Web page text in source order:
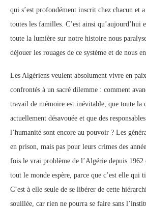
qui s’est profondément inscrit chez chacun et
toutes les familles. C’est ainsi qu’aujourd’hui
toute la lumière sur notre histoire nous
déjouer les rouages de ce système et de nous
Les Algériens veulent absolument vivre en
confrontés à un sacré dilemme : comment
travail de mémoire est inévitable, que toute la
actuellement désavouée et que des
l’humanité sont encore au pouvoir ? Les
en prison, mais pas pour leurs crimes des
fois le vrai problème de l’Algérie depuis
tout le monde espère, parce que c’est elle qui
C’est à elle seule de se libérer de cette
souillée, car rien ne pourra se faire sans